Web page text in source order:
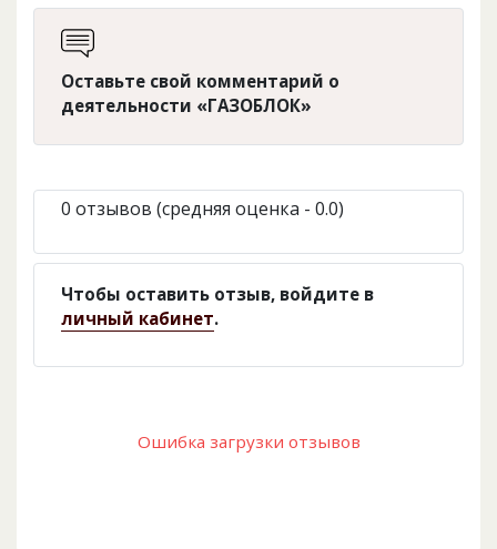
Оставьте свой комментарий о
деятельности «ГАЗОБЛОК»
0 отзывов (средняя оценка - 0.0)
Чтобы оставить отзыв, войдите в
личный кабинет.
Ошибка загрузки отзывов